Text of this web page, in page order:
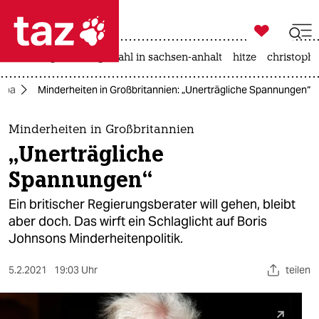
 taz zahl ich
taz zahl ich
themen
politik
öko
gesellschaft
sport

taz zahl ich
landtagswahl in sachsen-anhalt hitze
Minderheiten in Großbritannien: „Unerträgliche Spannungen“
Minderheiten in Großbritannien
„Unerträgliche
Spannungen“
Ein britischer Regierungsberater will gehen, bleibt
aber doch. Das wirft ein Schlaglicht auf Boris
Johnsons Minderheitenpolitik.
5.2.2021 19:03 Uhr teilen